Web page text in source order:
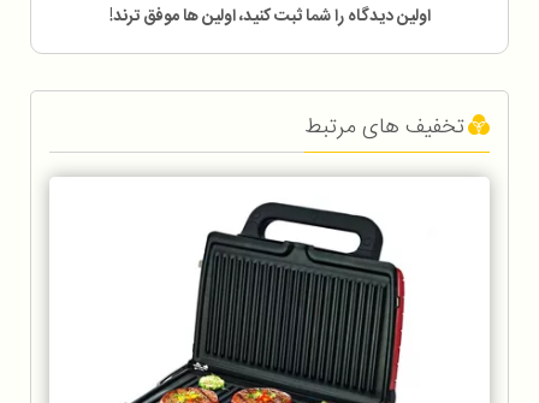
اولین دیدگاه را شما ثبت کنید، اولین ها موفق ترند!
تخفیف های مرتبط